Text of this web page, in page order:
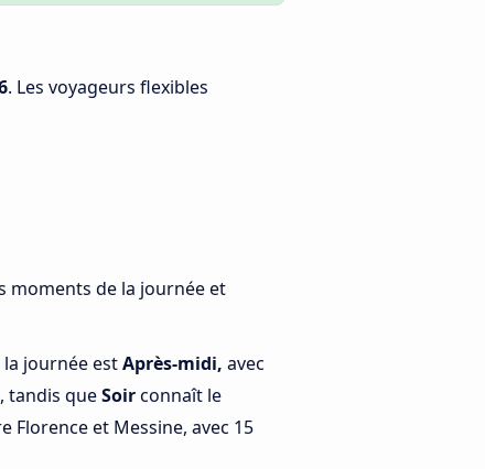
. Les voyageurs flexibles
moments de la journée et
journée estAprès-midi, avec
tandis queSoirconnaît le
et Messine, avec 15